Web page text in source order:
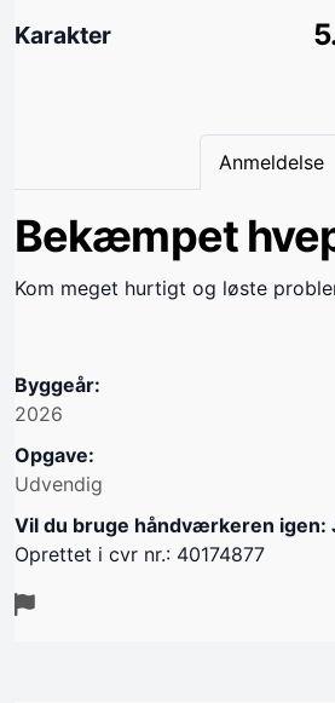
Karakter
Anmeldelse
Bekæmpet
Kom meget hurtigt og løste
Byggeår:
2026
Opgave:
Udvendig
Vil du bruge håndværkeren igen:
Oprettet i cvr nr.: 40174877